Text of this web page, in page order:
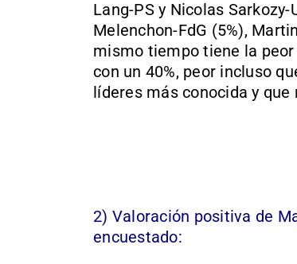
Lang-PS y Nicolas
Melenchon-FdG (5%),
mismo tiempo tiene la
con un 40%, peor incluso
líderes más conocida y
2) Valoración positiva de
encuestado: